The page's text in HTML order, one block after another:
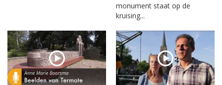
monument staat op de
kruising...